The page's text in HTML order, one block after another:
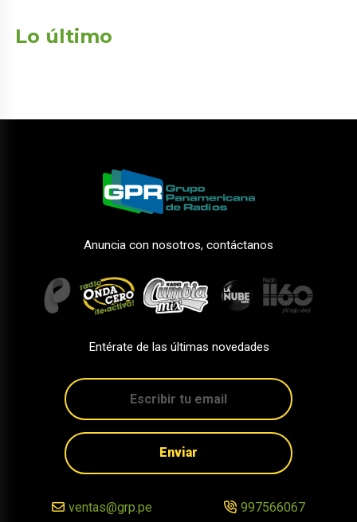
Lo último
Anuncia con nosotros, contáctanos
Entérate de las últimas novedades
Enviar
ventas@grp.pe 997566067